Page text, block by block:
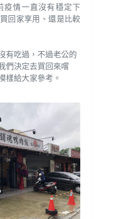
疫情一直沒有穩定下
回家享用、還是比較
有吃過，不過老公的
們決定去買回來嚐
樣給大家參考。